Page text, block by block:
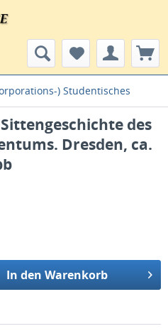
) Studentisches
des
Dresden, ca.
In den Warenkorb